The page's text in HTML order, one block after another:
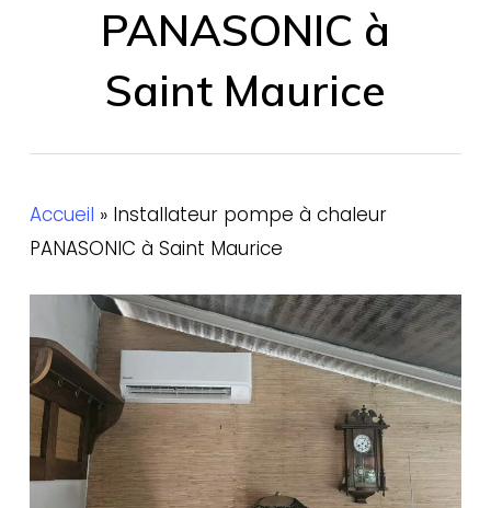
PANASONIC à
Saint Maurice
Accueil » Installateur pompe à chaleur
PANASONIC à Saint Maurice